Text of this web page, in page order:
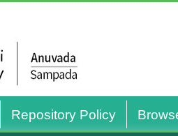
Repository Policy